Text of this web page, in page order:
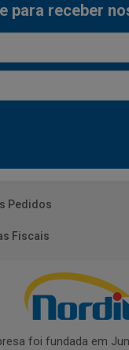
para receber
Pedidos
Fiscais
foi fundada em